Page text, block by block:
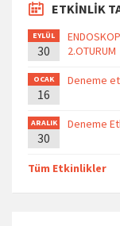
ETKİNLİK
EYLÜL
30
2.OTURUM
OCAK
16
Deneme
ARALIK
30
Deneme
Tüm Etkinlikler